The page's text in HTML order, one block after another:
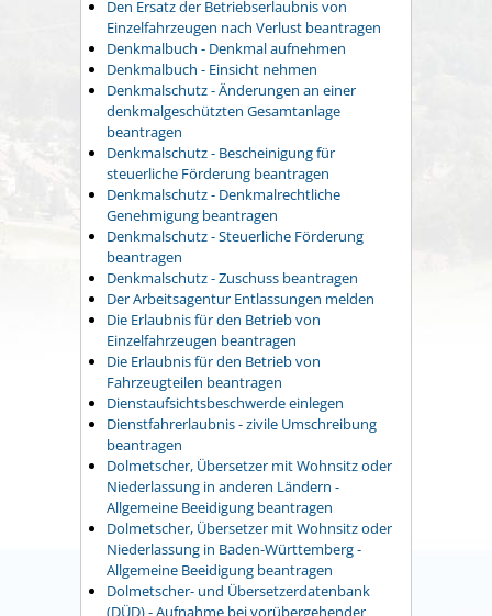
Den Ersatz der Betriebserlaubnis von
Einzelfahrzeugen nach Verlust beantragen
Denkmalbuch - Denkmal aufnehmen
Denkmalbuch - Einsicht nehmen
Denkmalschutz - Änderungen an einer
denkmalgeschützten Gesamtanlage
beantragen
Denkmalschutz - Bescheinigung für
steuerliche Förderung beantragen
Denkmalschutz - Denkmalrechtliche
Genehmigung beantragen
Denkmalschutz - Steuerliche Förderung
beantragen
Denkmalschutz - Zuschuss beantragen
Der Arbeitsagentur Entlassungen melden
Die Erlaubnis für den Betrieb von
Einzelfahrzeugen beantragen
Die Erlaubnis für den Betrieb von
Fahrzeugteilen beantragen
Dienstaufsichtsbeschwerde einlegen
Dienstfahrerlaubnis - zivile Umschreibung
beantragen
Dolmetscher, Übersetzer mit Wohnsitz oder
Niederlassung in anderen Ländern -
Allgemeine Beeidigung beantragen
Dolmetscher, Übersetzer mit Wohnsitz oder
Niederlassung in Baden-Württemberg -
Allgemeine Beeidigung beantragen
Dolmetscher- und Übersetzerdatenbank
(DÜD) - Aufnahme bei vorübergehender